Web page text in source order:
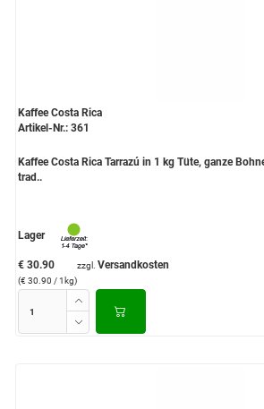
Kaffee Costa Rica
Artikel-Nr.: 361
Kaffee Costa Rica Tarrazú in 1 kg Tüte, ganze
trad..
Lager
€ 30.90
(€ 30.90 / 1kg)
zzgl. Versandkosten